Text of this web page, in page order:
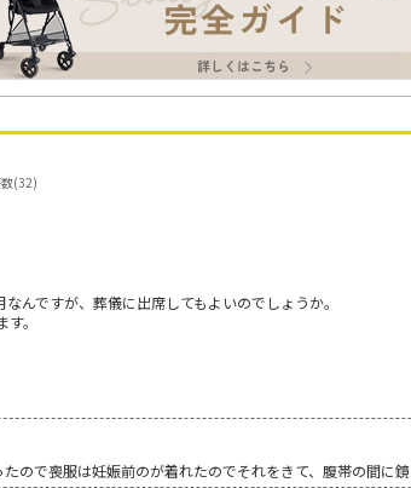
(32)
んですが、葬儀に出席してもよいのでしょうか。
。
ので喪服は妊娠前のが着れたのでそれをきて、腹帯の間に鏡